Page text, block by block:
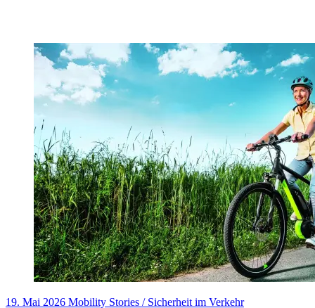
19. Mai 2026 Mobility Stories / Sicherheit im Verkehr